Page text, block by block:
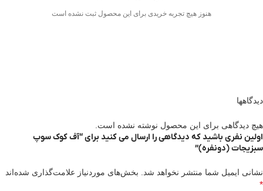
هنوز هیچ تجربه خریدی برای این محصول ثبت نشده است
دیدگاهها
هیچ دیدگاهی برای این محصول نوشته نشده است.
اولین نفری باشید که دیدگاهی را ارسال می کنید برای “آف کوک سوپ
سبزیجات (دونفره)”
نشانی ایمیل شما منتشر نخواهد شد. بخش‌های موردنیاز علامت‌گذاری شده‌اند
*